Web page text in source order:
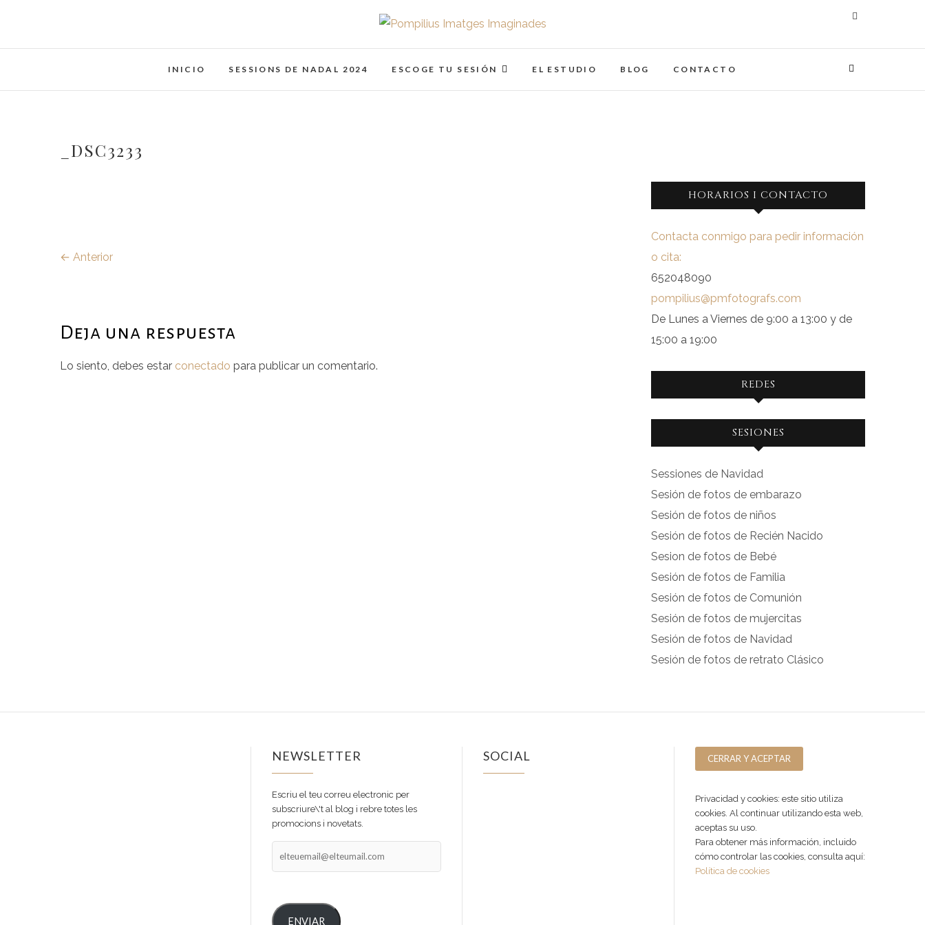
contenido
Pompilius Imatges Imaginades
INICIO SESSIONS DE NADAL 2024 ESCOGE TU SESIÓN EL ESTUDIO BLOG CONTACTO
_DSC3233
← Anterior
Deja una respuesta
Lo siento, debes estar conectado para publicar un comentario.
HORARIOS I CONTACTO
Contacta conmigo para pedir información
o cita:
652048090
pompilius@pmfotografs.com
De Lunes a Viernes de 9:00 a 13:00 y de
15:00 a 19:00
REDES
perfil
de
facebook.com
en
Facebook
perfil
de
instagram.com
en
Instagram
SESIONES
Sessiones de Navidad
Sesión de fotos de embarazo
Sesión de fotos de niños
Sesión de fotos de Recién Nacido
Sesion de fotos de Bebé
Sesión de fotos de Familia
Sesión de fotos de Comunión
Sesión de fotos de mujercitas
Sesión de fotos de Navidad
Sesión de fotos de retrato Clásico
NEWSLETTER
Escriu el teu correu electronic per
subscriure\'t al blog i rebre totes les
promocions i novetats.
ENVIAR
SOCIAL
Privacidad y cookies: este sitio utiliza
cookies. Al continuar utilizando esta web,
aceptas su uso.
Para obtener más información, incluido
cómo controlar las cookies, consulta aquí:
Política de cookies